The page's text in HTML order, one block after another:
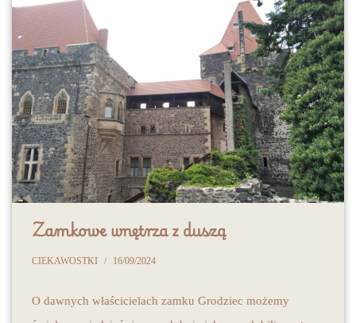
Zamkowe wnętrza z duszą
CIEKAWOSTKI 16/09/2024
O dawnych właścicielach zamku Grodziec możemy